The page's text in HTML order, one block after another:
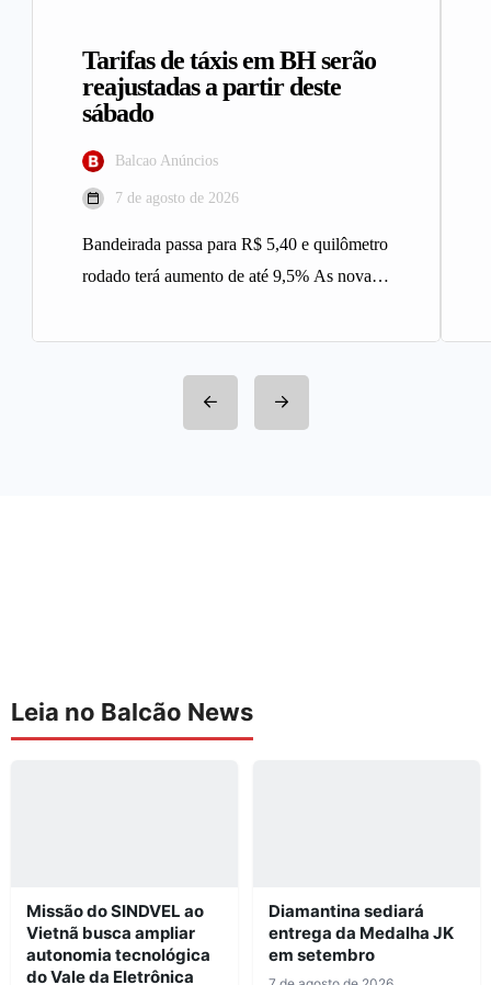
Tarifas de táxis em BH serão
reajustadas a partir deste
sábado
Balcao Anúncios
7 de agosto de 2026
Bandeirada passa para R$ 5,40 e quilômetro
rodado terá aumento de até 9,5% As novas
Leia no Balcão News
Missão do SINDVEL ao
Vietnã busca ampliar
autonomia tecnológica
do Vale da Eletrônica
Diamantina sediará
entrega da Medalha JK
em setembro